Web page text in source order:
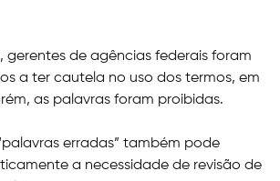
gerentes de agências federais foram
a ter cautela no uso dos termos, em
as palavras foram proibidas.
erradas” também pode
a necessidade de revisão de